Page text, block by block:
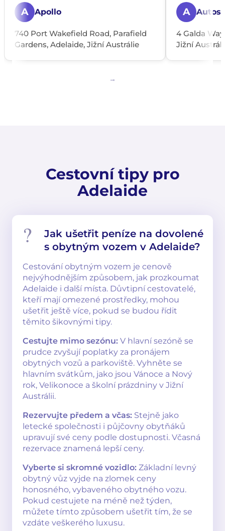
A Apollo
740 Port Wakefield Road, Parafield
Gardens, Adelaide, Jižní Austrálie
A
4 Galda
Jižní
Cestovní tipy pro
Adelaide
Jak ušetřit peníze na dovolené
s obytným vozem v Adelaide?
Cestování obytným vozem je cenově
nejvýhodnějším způsobem, jak prozkoumat
Adelaide i další místa. Důvtipní cestovatelé,
kteří mají omezené prostředky, mohou
ušetřit ještě více, pokud se budou řídit
těmito šikovnými tipy.
Cestujte mimo sezónu: V hlavní sezóně se
prudce zvyšují poplatky za pronájem
obytných vozů a parkoviště. Vyhněte se
hlavním svátkům, jako jsou Vánoce a Nový
rok, Velikonoce a školní prázdniny v Jižní
Austrálii.
Rezervujte předem a včas: Stejně jako
letecké společnosti i půjčovny obytňáků
upravují své ceny podle dostupnosti. Včasná
rezervace znamená lepší ceny.
Vyberte si skromné vozidlo: Základní levný
obytný vůz vyjde na zlomek ceny
honosného, vybaveného obytného vozu.
Pokud cestujete na méně než týden,
můžete tímto způsobem ušetřit tím, že se
vzdáte veškerého luxusu.